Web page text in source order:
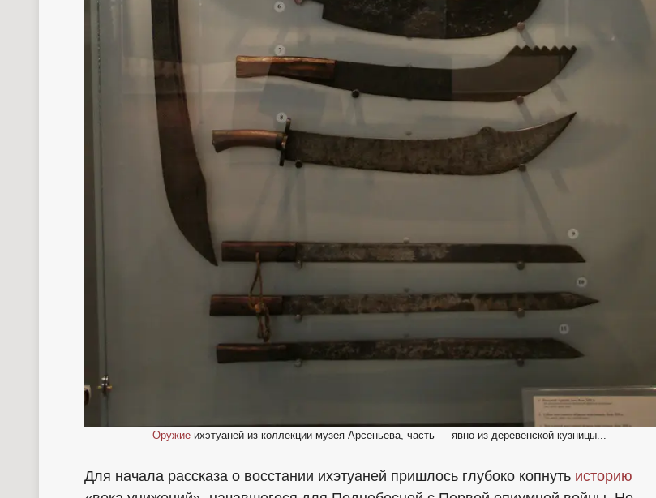
Оружие ихэтуаней из коллекции музея Арсеньева, часть — явно из деревенской кузницы...
Для начала рассказа о восстании ихэтуаней пришлось глубоко копнуть историю